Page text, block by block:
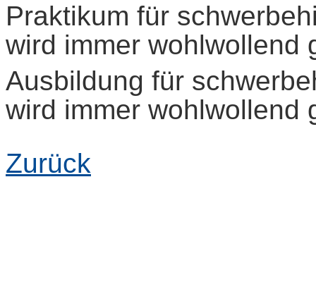
Praktikum für
wird immer wohlwollend
Ausbildung für
wird immer wohlwollend
Zurück